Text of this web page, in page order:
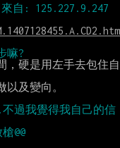
，硬是用左手去包住自
及變向。
過我覺得我自己的信